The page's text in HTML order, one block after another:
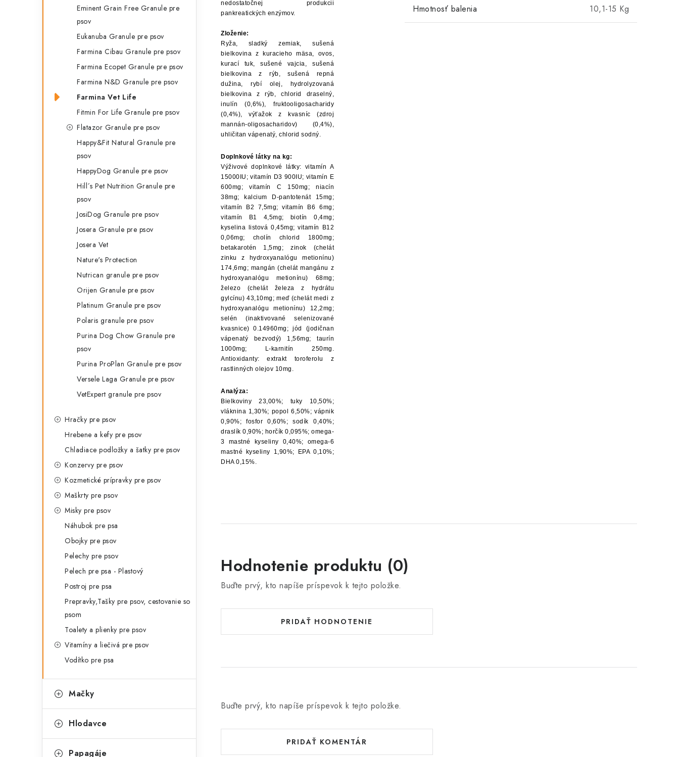
Eminent Grain Free Granule pre
psov
Eukanuba Granule pre psov
Farmina Cibau Granule pre psov
Farmina Ecopet Granule pre psov
Farmina N&D Granule pre psov
Farmina Vet Life
Fitmin For Life Granule pre psov
Flatazor Granule pre psov
Happy&Fit Natural Granule pre
psov
HappyDog Granule pre psov
Hill´s Pet Nutrition Granule pre
psov
JosiDog Granule pre psov
Josera Granule pre psov
Josera Vet
Nature's Protection
Nutrican granule pre psov
Orijen Granule pre psov
Platinum Granule pre psov
Polaris granule pre psov
Purina Dog Chow Granule pre
psov
Purina ProPlan Granule pre psov
Versele Laga Granule pre psov
VetExpert granule pre psov
Hračky pre psov
Hrebene a kefy pre psov
Chladiace podložky a šatky pre psov
Konzervy pre psov
Kozmetické prípravky pre psov
Maškrty pre psov
Misky pre psov
Náhubok pre psa
Obojky pre psov
Pelechy pre psov
Pelech pre psa - Plastový
Postroj pre psa
Prepravky,Tašky pre psov, cestovanie so
psom
Toalety a plienky pre psov
Vitamíny a liečivá pre psov
Vodítko pre psa
Mačky
Hlodavce
Papagáje
nedostatočnej produkcii
pankreatických enzýmov.
Zloženie:
Ryža, sladký zemiak, sušená
bielkovina z kuracieho mäsa, ovos,
kurací tuk, sušené vajcia, sušená
bielkovina z rýb, sušená repná
dužina, rybí olej, hydrolyzovaná
bielkovina z rýb, chlorid draselný,
inulín (0,6%), fruktooligosacharidy
(0,4%), výťažok z kvasníc (zdroj
mannán-oligosacharidov) (0,4%),
uhličitan vápenatý, chlorid sodný.
Doplnkové látky na kg:
Výživové doplnkové látky: vitamín A
15000IU; vitamín D3 900IU; vitamín E
600mg; vitamín C 150mg; niacín
38mg; kalcium D-pantotenát 15mg;
vitamín B2 7,5mg; vitamín B6 6mg;
vitamín B1 4,5mg; biotín 0,4mg;
kyselina listová 0,45mg; vitamín B12
0,06mg; cholín chlorid 1800mg;
betakarotén 1,5mg; zinok (chelát
zinku z hydroxyanalógu metionínu)
174,6mg; mangán (chelát mangánu z
hydroxyanalógu metionínu) 68mg;
železo (chelát železa z hydrátu
gylcínu) 43,10mg; meď (chelát medi z
hydroxyanalógu metionínu) 12,2mg;
selén (inaktivované selenizované
kvasnice) 0.14960mg; jód (jodičnan
vápenatý bezvodý) 1,56mg; taurín
1000mg; L-karnitín 250mg.
Antioxidanty: extrakt toroferolu z
rastlinných olejov 10mg.
Analýza:
Bielkoviny 23,00%; tuky 10,50%;
vláknina 1,30%; popol 6,50%; vápnik
0,90%; fosfor 0,60%; sodík 0,40%;
draslík 0,90%; horčík 0,095%; omega-
3 mastné kyseliny 0,40%; omega-6
mastné kyseliny 1,90%; EPA 0,10%;
DHA 0,15%.
Hmotnosť balenia 10,1-15 Kg
Hodnotenie produktu (0)
Buďte prvý, kto napíše príspevok k tejto položke.
PRIDAŤ HODNOTENIE
Buďte prvý, kto napíše príspevok k tejto položke.
PRIDAŤ KOMENTÁR